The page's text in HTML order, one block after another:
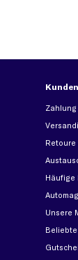
Zahlung
Retoure
Häufige
Unsere